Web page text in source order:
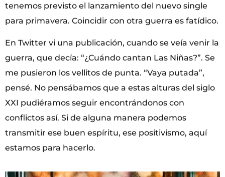
tenemos previsto el lanzamiento del nuevo single
para primavera. Coincidir con otra guerra es fatídico.
En Twitter vi una publicación, cuando se veía venir la
guerra, que decía: “¿Cuándo cantan Las Niñas?”. Se
me pusieron los vellitos de punta. “Vaya putada”,
pensé. No pensábamos que a estas alturas del siglo
XXI pudiéramos seguir encontrándonos con
conflictos así. Si de alguna manera podemos
transmitir ese buen espíritu, ese positivismo, aquí
estamos para hacerlo.